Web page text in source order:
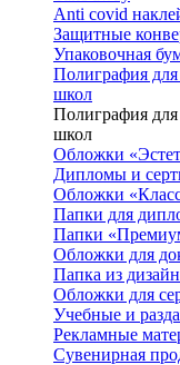
Anti covid
Защитные
Упаковочная
Полиграфия
школ
Полиграфия
школ
Обложки
Дипломы и
Обложки
Папки для
Папки
Обложки для
Папка из
Обложки для
Учебные и
Рекламные
Сувенирная